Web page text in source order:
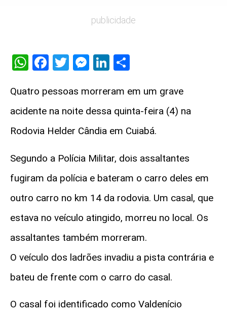
publicidade
WhatsApp
Facebook
Twitter
Messenger
LinkedIn
Quatro pessoas morreram em um grave
acidente na noite dessa quinta-feira (4) na
Rodovia Helder Cândia em Cuiabá.
Segundo a Polícia Militar, dois assaltantes
fugiram da polícia e bateram o carro deles em
outro carro no km 14 da rodovia. Um casal, que
estava no veículo atingido, morreu no local. Os
assaltantes também morreram.
O veículo dos ladrões invadiu a pista contrária e
bateu de frente com o carro do casal.
O casal foi identificado como Valdenício